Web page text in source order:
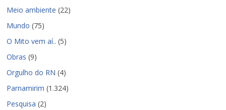
Meio ambiente (22)
Mundo (75)
O Mito vem aí.. (5)
Obras (9)
Orgulho do RN (4)
Parnamirim (1.324)
Pesquisa (2)